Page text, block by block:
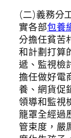
(二)義務分
實各部包養
分擔任貧苦
和計劃打算
遞、監視檢
擔任做好電
養、網貨促
領導和監視
籠罩全經過
管束度，嚴